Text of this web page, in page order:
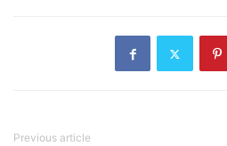
Previous article